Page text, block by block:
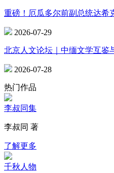
重磅！厄瓜多尔前副总统达希
2026-07-29
北京人文论坛｜中缅文学互
2026-07-28
热门作品
李叔同集
李叔同 著
了解更多
千秋人物